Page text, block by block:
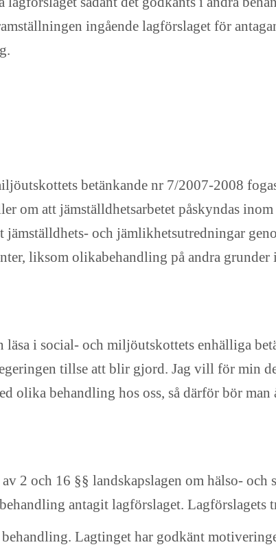
ingående lagförslaget för
betänkande nr 7/2007-2008
om att jämställdhetsarbetet påskyndas
och jämlikhetsutredningar
liksom olikabehandling på andra grunder
i social- och miljöutskottets enhälliga
tillse att blir gjord. Jag vill för min
olika behandling hos oss, så därför bör man
2 och 16 §§ landskapslagen om hälso- och
antagit lagförslaget. Lagförslagets
Lagtinget har godkänt